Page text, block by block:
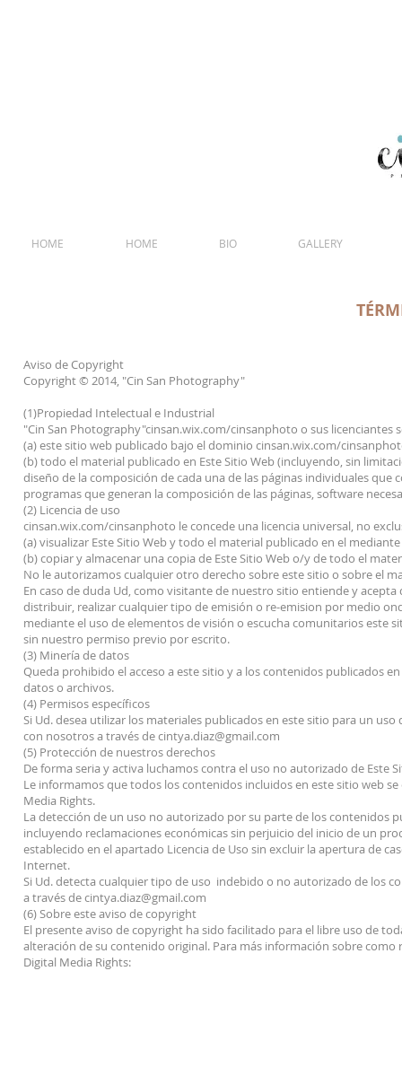
HOME HOME BIO GALLERY
Aviso de Copyright
Copyright © 2014, "Cin San Photography"
(1)Propiedad Intelectual e Industrial
"Cin San Photography"cinsan.wix.com/cinsanphoto o sus
(a) este sitio web publicado bajo el dominio cinsan.wix.com/
(b) todo el material publicado en Este Sitio Web (incluyendo, sin
diseño de la composición de cada una de las páginas individuales
programas que generan la composición de las páginas, software
(2) Licencia de uso
cinsan.wix.com/cinsanphoto le concede una licencia universal, no
(a) visualizar Este Sitio Web y todo el material publicado en el
(b) copiar y almacenar una copia de Este Sitio Web o/y de todo el
No le autorizamos cualquier otro derecho sobre este sitio o sobre el
En caso de duda Ud, como visitante de nuestro sitio entiende y
distribuir, realizar cualquier tipo de emisión o re-emision por medio
mediante el uso de elementos de visión o escucha comunitarios este
sin nuestro permiso previo por escrito.
(3) Minería de datos
Queda prohibido el acceso a este sitio y a los contenidos publicados
datos o archivos.
(4) Permisos específicos
Si Ud. desea utilizar los materiales publicados en este sitio para un
con nosotros a través decintya.diaz@gmail.com
(5) Protección de nuestros derechos
De forma seria y activa luchamos contra el uso no autorizado de Este
Le informamos que todos los contenidos incluidos en este sitio web
Media Rights.
La detección de un uso no autorizado por su parte de los contenidos
incluyendo reclamaciones económicas sin perjuicio del inicio de un
establecido en el apartado Licencia de Uso sin excluir la apertura de
Internet.
Si Ud. detecta cualquier tipo de uso indebido o no autorizado de los
a través decintya.diaz@gmail.com
(6) Sobre este aviso de copyright
El presente aviso de copyright ha sido facilitado para el libre uso de
alteración de su contenido original. Para más información sobre
Digital Media Rights: